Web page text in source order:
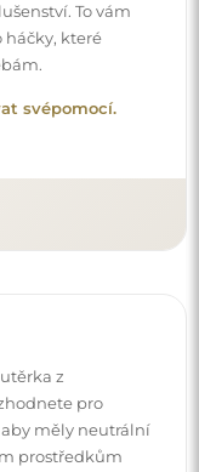
To vám
háčky, které
svépomocí.
z
pro
měly neutrální
prostředkům